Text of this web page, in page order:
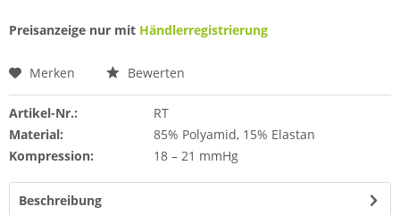
Preisanzeige nur mit Händlerregistrierung
Merken Bewerten
Artikel-Nr.:
RT
Material:
85% Polyamid, 15% Elastan
Kompression:
18 – 21 mmHg
Beschreibung